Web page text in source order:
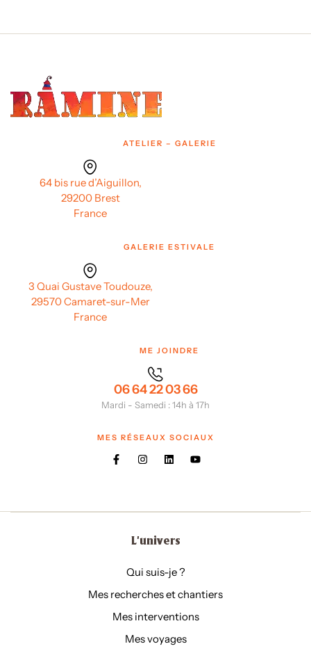
ATELIER – GALERIE
64 bis rue d’Aiguillon,
29200 Brest
France
GALERIE ESTIVALE
3 Quai Gustave Toudouze,
29570 Camaret-sur-Mer
France
ME JOINDRE
06 64 22 03 66
Mardi - Samedi : 14h à 17h
MES RÉSEAUX SOCIAUX
L'univers
Qui suis-je ?
Mes recherches et chantiers
Mes interventions
Mes voyages